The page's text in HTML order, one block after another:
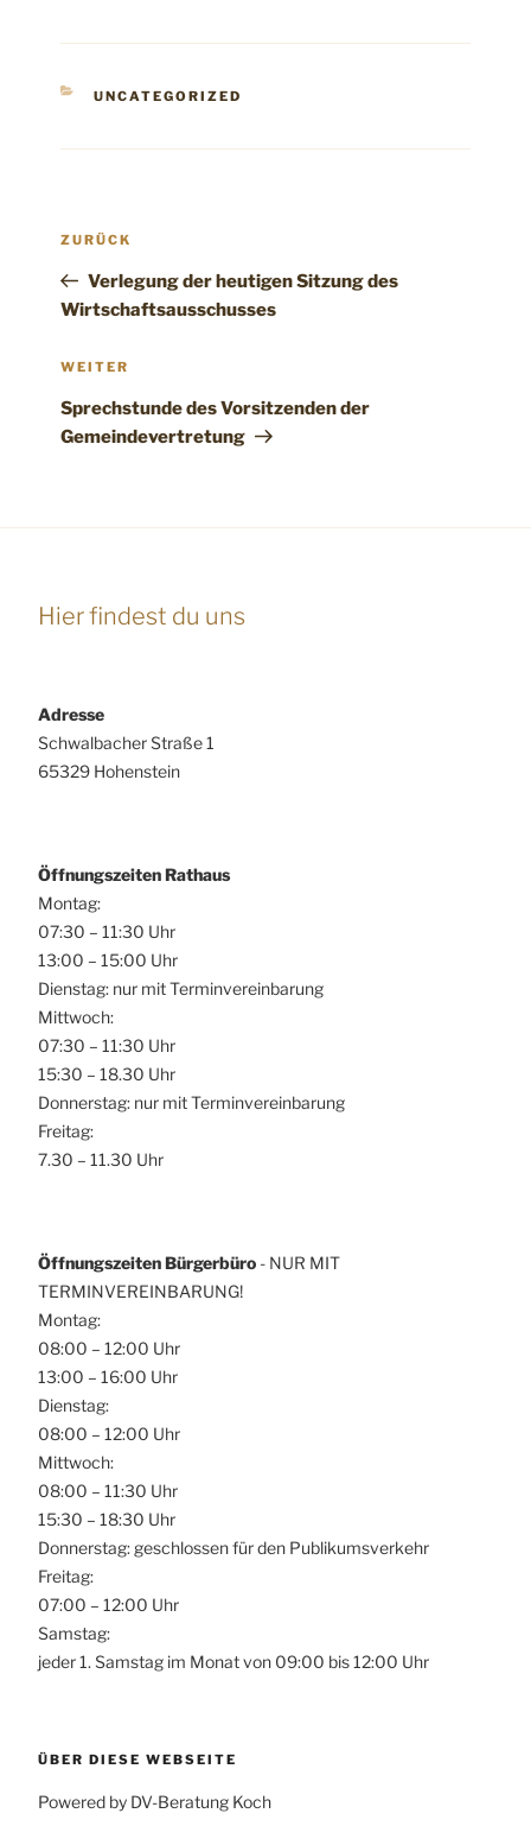
KATEGORIEN
UNCATEGORIZED
Vorheriger
ZURÜCK
Verlegung der heutigen Sitzung des
Wirtschaftsausschusses
Nächster
WEITER
Sprechstunde des Vorsitzenden der
Gemeindevertretung
Hier findest du uns
Adresse
Schwalbacher Straße 1
65329 Hohenstein
Öffnungszeiten Rathaus
Montag:
07:30 – 11:30 Uhr
13:00 – 15:00 Uhr
Dienstag: nur mit Terminvereinbarung
Mittwoch:
07:30 – 11:30 Uhr
15:30 – 18.30 Uhr
Donnerstag: nur mit Terminvereinbarung
Freitag:
7.30 – 11.30 Uhr
Öffnungszeiten Bürgerbüro - NUR MIT
TERMINVEREINBARUNG!
Montag:
08:00 – 12:00 Uhr
13:00 – 16:00 Uhr
Dienstag:
08:00 – 12:00 Uhr
Mittwoch:
08:00 – 11:30 Uhr
15:30 – 18:30 Uhr
Donnerstag: geschlossen für den Publikumsverkehr
Freitag:
07:00 – 12:00 Uhr
Samstag:
jeder 1. Samstag im Monat von 09:00 bis 12:00 Uhr
ÜBER DIESE WEBSEITE
Powered by DV-Beratung Koch